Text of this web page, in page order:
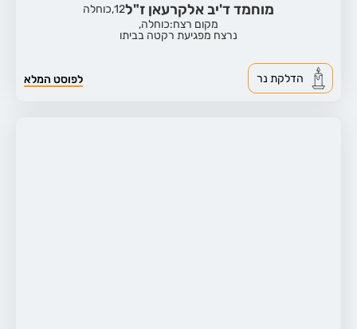
מוחמד ד'יב אלקרעאן ז"ל12, כוחלה
מקום רצח:כוחלה,
נרצח מפגיעת רקטה בביתו
לפוסט המלא הדלקת נר